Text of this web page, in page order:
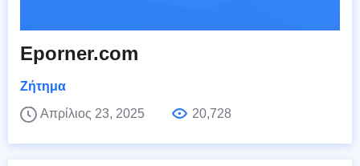
Eporner.com
Ζήτημα
Απρίλιος 23, 2025
20,728